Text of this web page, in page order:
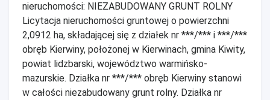
nieruchomości: NIEZABUDOWANY GRUNT ROLNY
Licytacja nieruchomości gruntowej o powierzchni
2,0912 ha, składającej się z działek nr ***/*** i ***/***
obręb Kierwiny, położonej w Kierwinach, gmina Kiwity,
powiat lidzbarski, województwo warmińsko-
mazurskie. Działka nr ***/*** obręb Kierwiny stanowi
w całości niezabudowany grunt rolny. Działka nr